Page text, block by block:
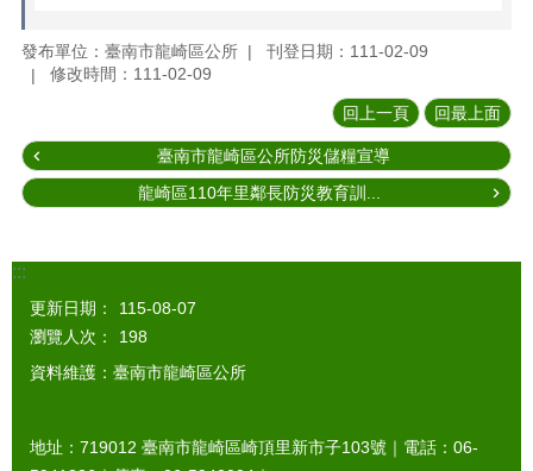
發布單位：臺南市龍崎區公所
刊登日期：111-02-09
修改時間：111-02-09
回上一頁 回最上面
臺南市龍崎區公所防災儲糧宣導
龍崎區110年里鄰長防災教育訓...
:::
更新日期：
115-08-07
瀏覽人次：
198
資料維護：臺南市龍崎區公所
地址：719012 臺南市龍崎區崎頂里新市子103號｜電話：06-